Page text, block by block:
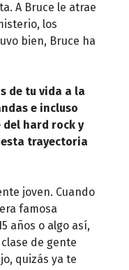
A Bruce le atrae
los
bien, Bruce ha
de tu vida a la
e incluso
hard rock y
esta trayectoria
joven. Cuando
famosa
años o algo así,
de gente
quizás ya te